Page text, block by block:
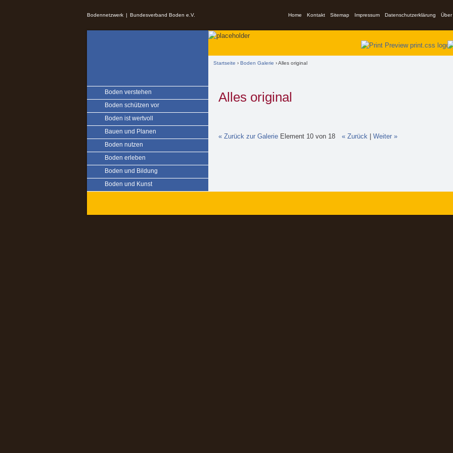
Zum Inhalt springen
Bodennetzwerk Bundesverband Boden e.V. Home Kontakt Sitemap Impressum Datenschutzerklärung
Boden verstehen
Boden schützen vor
Boden ist wertvoll
Bauen und Planen
Boden nutzen
Boden erleben
Boden und Bildung
Boden und Kunst
Sie sind hier
Startseite › Boden Galerie › Alles original
Alles original
« Zurück zur Galerie Element 10 von 18 « Zurück| Weiter »